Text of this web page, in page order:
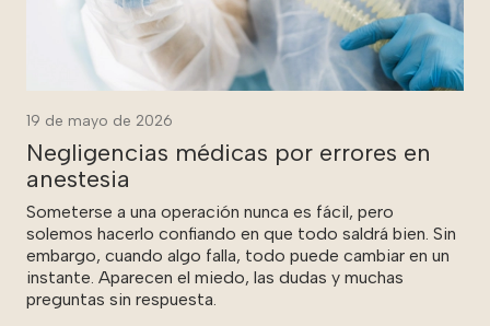
19 de mayo de 2026
Negligencias médicas por errores en
anestesia
Someterse a una operación nunca es fácil, pero
solemos hacerlo confiando en que todo saldrá bien. Sin
embargo, cuando algo falla, todo puede cambiar en un
instante. Aparecen el miedo, las dudas y muchas
preguntas sin respuesta.